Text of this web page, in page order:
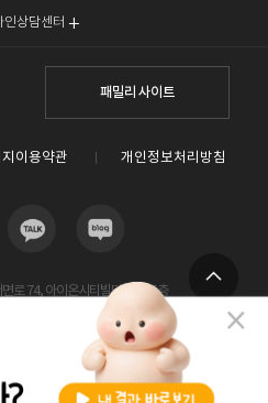
TOP
인상담센터
패밀리 사이트
이용약관 개인정보처리방침
로 74, 아이온시티빌딩 13~15층
김남철 / 대표전화번호 / 1577-3653
구 센텀2로 20(우동) 센텀타워메디컬 14층